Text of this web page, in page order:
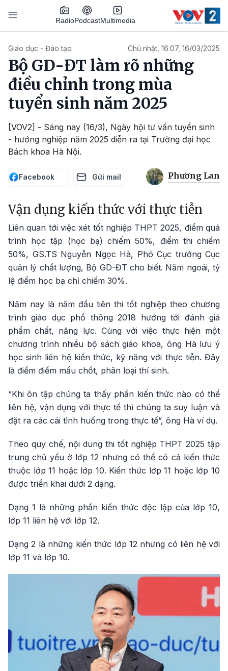
Nhảy đến nội dung
RadioPodcastMultimedia
Giáo dục - Đào tạo Chủ nhật, 16:07, 16/03/2025
Bộ GD-ĐT làm rõ những
điều chỉnh trong mùa
tuyển sinh năm 2025
[VOV2] - Sáng nay (16/3), Ngày hội tư vấn tuyển sinh
- hướng nghiệp năm 2025 diễn ra tại Trường đại học
Bách khoa Hà Nội.
Facebook Gửi mail Phương Lan
Vận dụng kiến thức với thực tiễn
Liên quan tới việc xét tốt nghiệp THPT 2025, điểm quá
trình học tập (học bạ) chiếm 50%, điểm thi chiếm
50%, GS.TS Nguyễn Ngọc Hà, Phó Cục trưởng Cục
quản lý chất lượng, Bộ GD-ĐT cho biết. Năm ngoái, tỷ
lệ điểm học bạ chỉ chiếm 30%.
Năm nay là năm đầu tiên thi tốt nghiệp theo chương
trình giáo dục phổ thông 2018 hướng tới đánh giá
phẩm chất, năng lực. Cùng với việc thực hiện một
chương trình nhiều bộ sách giáo khoa, ông Hà lưu ý
học sinh liên hệ kiến thức, kỹ năng với thực tiễn. Đây
là điểm điểm mấu chốt, phân loại thí sinh.
“Khi ôn tập chúng ta thấy phần kiến thức nào có thể
liên hệ, vận dụng với thực tế thì chúng ta suy luận và
đặt ra các cái tình huống trong thực tế”, ông Hà ví dụ.
Theo quy chế, nội dung thi tốt nghiệp THPT 2025 tập
trung chủ yếu ở lớp 12 nhưng có thể có cả kiến thức
thuộc lớp 11 hoặc lớp 10. Kiến thức lớp 11 hoặc lớp 10
được triển khai dưới 2 dạng.
Dạng 1 là những phần kiến thức độc lập của lớp 10,
lớp 11 liên hệ với lớp 12.
Dạng 2 là những kiến thức lớp 12 nhưng có liên hệ với
lớp 11 và lớp 10.